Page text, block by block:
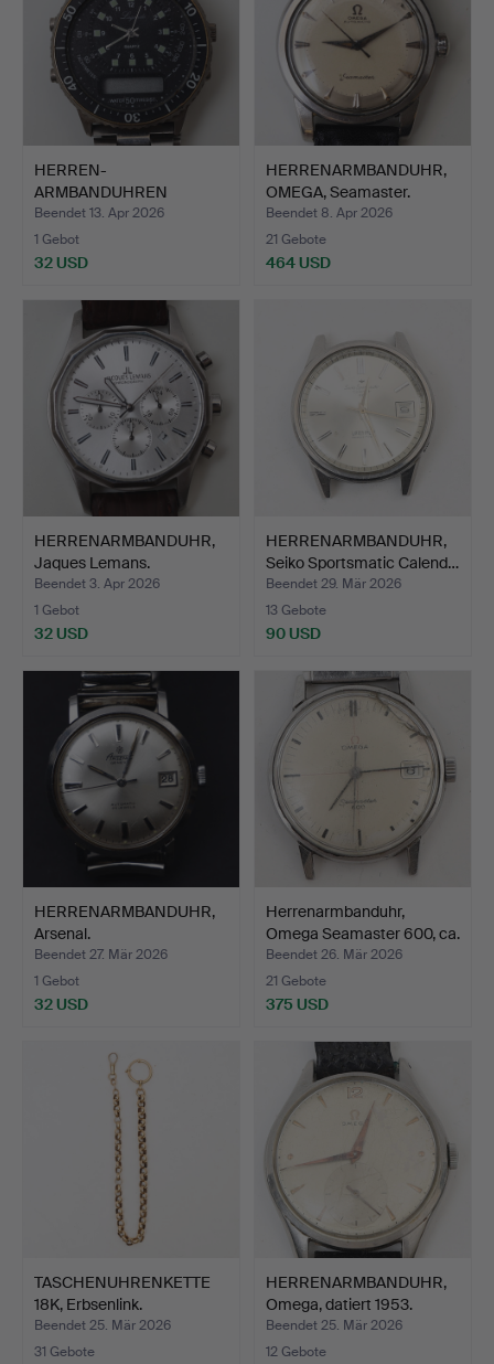
HERREN-
ARMBANDUHREN
Lagonda, Quarz.
Beendet 13. Apr 2026
1 Gebot
32 USD
HERRENARMBANDUHR,
OMEGA, Seamaster.
Beendet 8. Apr 2026
21 Gebote
464 USD
HERRENARMBANDUHR,
Jaques Lemans.
Beendet 3. Apr 2026
1 Gebot
32 USD
HERRENARMBANDUHR,
Seiko Sportsmatic Calend…
Beendet 29. Mär 2026
13 Gebote
90 USD
HERRENARMBANDUHR,
Arsenal.
Beendet 27. Mär 2026
1 Gebot
32 USD
Herrenarmbanduhr,
Omega Seamaster 600, ca.
…
Beendet 26. Mär 2026
21 Gebote
375 USD
TASCHENUHRENKETTE
18K, Erbsenlink.
Beendet 25. Mär 2026
31 Gebote
HERRENARMBANDUHR,
Omega, datiert 1953.
Beendet 25. Mär 2026
12 Gebote